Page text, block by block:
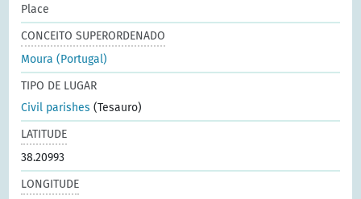
Place
CONCEITO SUPERORDENADO
Moura (Portugal)
TIPO DE LUGAR
Civil parishes (Tesauro)
LATITUDE
38.20993
LONGITUDE